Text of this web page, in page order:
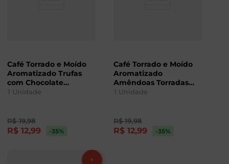
Café Torrado e Moído
Aromatizado Trufas
com Chocolate
Floresta 100g
1 Unidade
R$ 19,98
R$ 12,99 -35%
Café Torrado e Moído
Aromatizado
Amêndoas Torradas
Floresta 100g
1 Unidade
R$ 19,98
R$ 12,99 -35%